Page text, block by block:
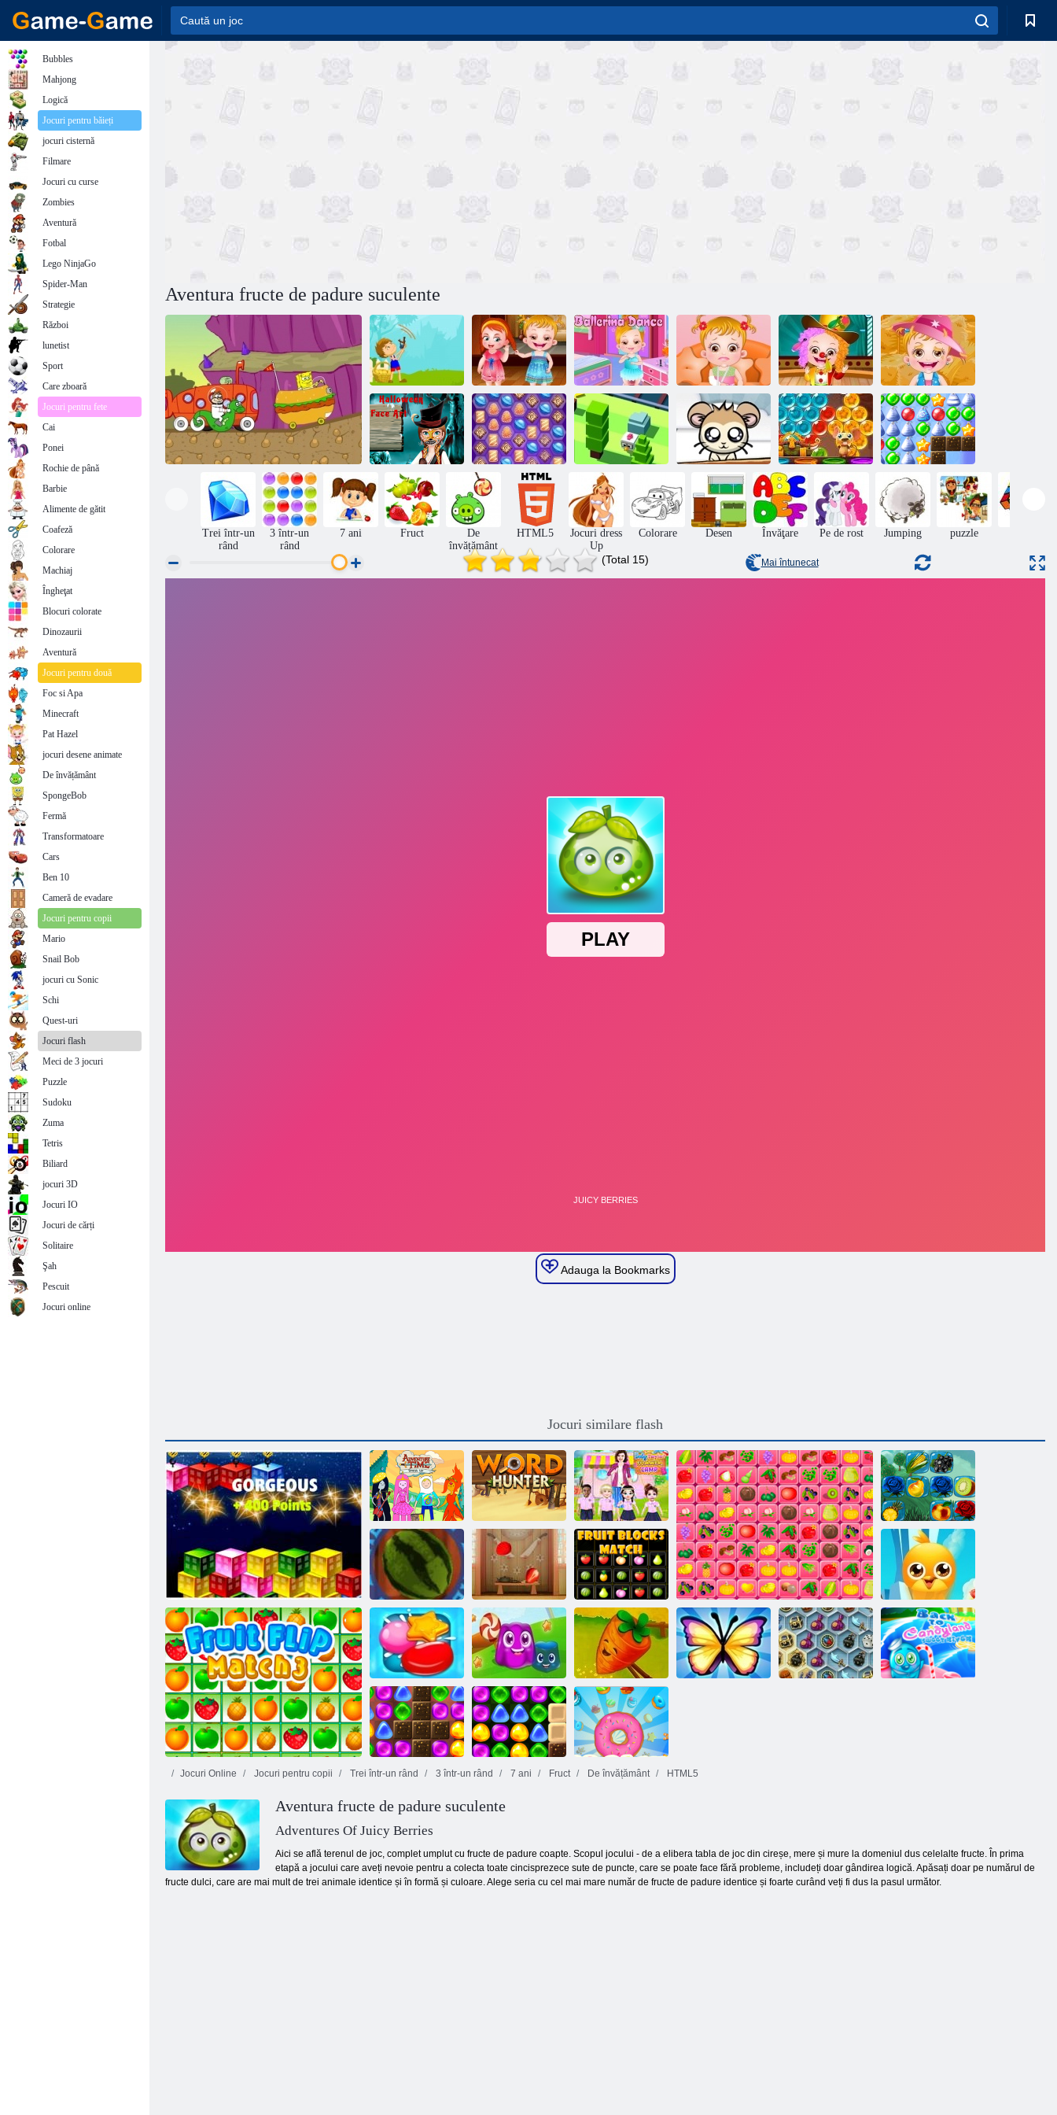
Aventura fructe de padure suculente
Shooter de
mango
Hazel copil
învață maniere
Dans balerina
Copii Hazel
Fracture pentru
copii Hazel
Hand
Pat Hazel: zi
anuală de școală
Pat Hazel:
Harvest Festival
Inima Rece:
Cifrele pe fata
lui Anna pentru
Halloween
Candy Galactic
Traversează
drumul
Bubbles
Hamster
Heroic bule 3D
Înapoi la
santaland:
sărbătorilor de
Trei într-un
rând
3 într-un
rând
7 ani Fruct
De
învățământ
HTML5
Jocuri dress
Up
Colorare Desen Învăţare Pe de rost Jumping puzzle
(Total 15) Mai întunecat
Adauga la Bookmarks
Jocuri similare flash
Stivuirea Challenge
Timp de
aventură dress
up
Vânător de
cuvinte
Tabăra de vară
Baby Taylor
Fructe Connect
2
Pauza de fructe Fructe Chef
Blocurile
fructelor se
potrivesc
Favorite buni
prieteni
Candy Rain 2 Teren de budincă
Povestea puzzle
-ului fermei
Înapoi la
Candyland 2
Grădina
Lollipop
Jocuri Online Jocuri pentru copii Trei într-un rând 3 într-un rând 7 ani Fruct De învățământ HTML5
Aventura fructe de padure suculente
Adventures Of Juicy Berries
Aici se află terenul de joc, complet umplut cu fructe de padure coapte. Scopul jocului - de a elibera tabla de joc din cireșe, mere și mure la domeniul dus celelalte fructe. În prima
etapă a jocului care aveți nevoie pentru a colecta toate cincisprezece sute de puncte, care se poate face fără probleme, includeți doar gândirea logică. Apăsați doar pe numărul de
fructe dulci, care are mai mult de trei animale identice și în formă și culoare. Alege seria cu cel mai mare număr de fructe de padure identice și foarte curând veți fi dus la pasul următor.
Bubbles
Mahjong
Logică
Jocuri pentru băieți
jocuri cisternă
Filmare
Jocuri cu curse
Zombies
Aventură
Fotbal
Lego NinjaGo
Spider-Man
Strategie
Război
lunetist
Sport
Care zboară
Jocuri pentru fete
Cai
Ponei
Rochie de până
Barbie
Alimente de gătit
Coafeză
Colorare
Machiaj
Îngheţat
Blocuri colorate
Dinozaurii
Aventură
Jocuri pentru două
Foc si Apa
Minecraft
Pat Hazel
jocuri desene animate
De învățământ
SpongeBob
Fermă
Transformatoare
Cars
Ben 10
Cameră de evadare
Jocuri pentru copii
Mario
Snail Bob
jocuri cu Sonic
Schi
Quest-uri
Jocuri flash
Meci de 3 jocuri
Puzzle
Sudoku
Zuma
Tetris
Biliard
jocuri 3D
Jocuri IO
Jocuri de cărți
Solitaire
Şah
Pescuit
Jocuri online